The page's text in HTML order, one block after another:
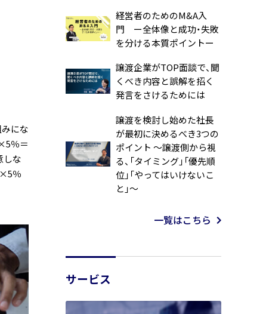
にな
％＝
しな
×5％
経営者のためのM&A入
門 ー全体像と成功・失敗
を分ける本質ポイントー
譲渡企業がTOP面談で、聞
くべき内容と誤解を招く
発言をさけるためには
譲渡を検討し始めた社長
が最初に決めるべき3つの
ポイント ～譲渡側から視
る、「タイミング」「優先順
位」「やってはいけないこ
と」～
一覧はこちら
サービス